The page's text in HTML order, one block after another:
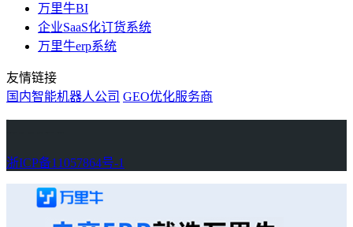
万里牛BI
企业SaaS化订货系统
万里牛erp系统
友情链接
国内智能机器人公司 GEO优化服务商
浙ICP备11057864号-1